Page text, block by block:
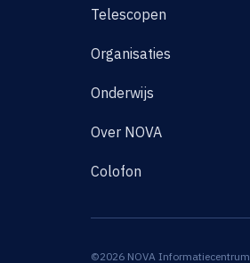
Telescopen
Organisaties
Onderwijs
Over NOVA
Colofon
©2026 NOVA Informatiecentrum